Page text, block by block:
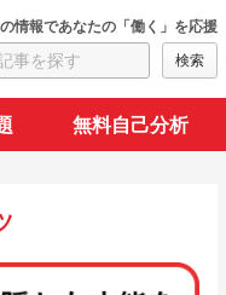
情報であなたの「働く」を応援
無料自己分析